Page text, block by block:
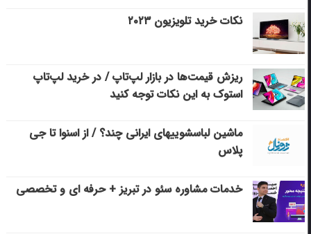
نکات خرید تلویزیون ۲۰۲۳
ریزش قیمت‌ها در بازار لپ‌تاپ / در خرید لپ‌تاپ
استوک به این نکات توجه کنید
ماشین لباسشویی‎های ایرانی چند؟ / از اسنوا تا جی
پلاس
خدمات مشاوره سئو در تبریز + حرفه ای و تخصصی